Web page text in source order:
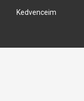
Kedvenceim